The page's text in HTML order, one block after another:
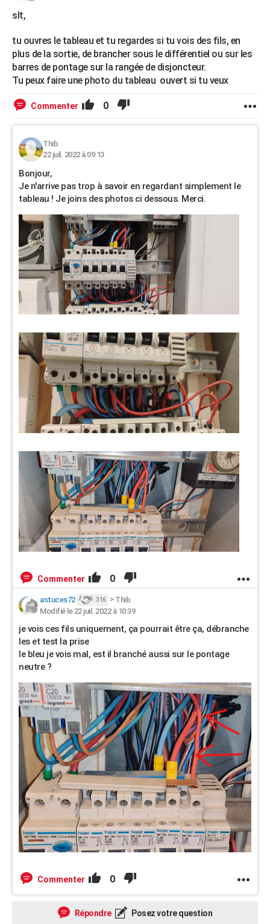
slt,
tu ouvres le tableau et tu regardes si tu vois des fils, en
plus de la sortie, de brancher sous le différentiel ou sur les
barres de pontage sur la rangée de disjoncteur.
Tu peux faire une photo du tableau ouvert si tu veux
Commenter 0
Thib
22 juil. 2022 à 09:13
Bonjour,
Je n'arrive pas trop à savoir en regardant simplement le
tableau ! Je joins des photos ci dessous. Merci.
Commenter 0
astuces72 316 > Thib
Modifié le 22 juil. 2022 à 10:39
je vois ces fils uniquement, ça pourrait être ça, débranche
les et test la prise
le bleu je vois mal, est il branché aussi sur le pontage
neutre ?
Commenter 0
Répondre Posez votre question